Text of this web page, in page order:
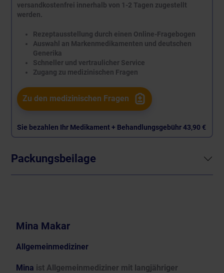
versandkostenfrei innerhalb von 1-2 Tagen zugestellt
werden.
Rezeptausstellung durch einen Online-Fragebogen
Auswahl an Markenmedikamenten und deutschen
Generika
Schneller und vertraulicher Service
Zugang zu medizinischen Fragen
Zu den medizinischen Fragen
Sie bezahlen Ihr Medikament + Behandlungsgebühr43,90 €
Packungsbeilage
Mina Makar
Allgemeinmediziner
Mina ist Allgemeinmediziner mit langjähriger